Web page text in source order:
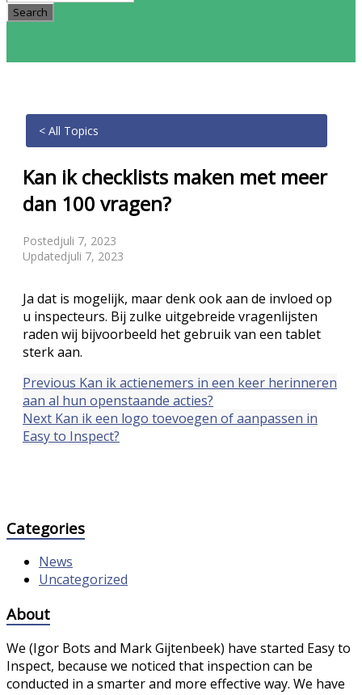
Search
< All Topics
Kan ik checklists maken met meer
dan 100 vragen?
Postedjuli 7, 2023
Updatedjuli 7, 2023
Ja dat is mogelijk, maar denk ook aan de invloed op
u inspecteurs. Bij zulke uitgebreide vragenlijsten
raden wij bijvoorbeeld het gebruik van een tablet
sterk aan.
Previous Kan ik actienemers in een keer herinneren
aan al hun openstaande acties?
Next Kan ik een logo toevoegen of aanpassen in
Easy to Inspect?
Categories
News
Uncategorized
About
We (Igor Bots and Mark Gijtenbeek) have started Easy to
Inspect, because we noticed that inspection can be
conducted in a smarter and more effective way. We have